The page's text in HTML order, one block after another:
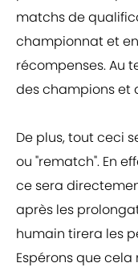
matchs de
championnat et
récompenses. Au
des champions et
De plus, tout ceci
ou "rematch". En
ce sera
après les
humain tirera les
Espérons que